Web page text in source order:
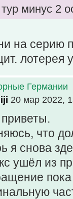
минус 2
на серию
лотерея
Германии
20 мар 2022,
что
я снова
ушёл из